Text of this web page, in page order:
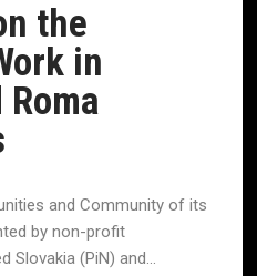
the
in
and Community of its
by non-profit
(PiN) and...